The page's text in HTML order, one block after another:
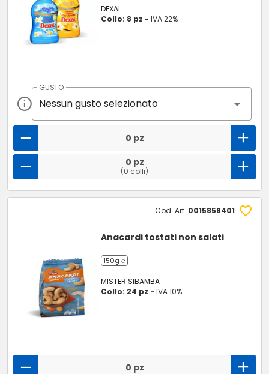
DEXAL
Collo: 8 pz -IVA 22%
GUSTO
Nessun gusto selezionato
0 pz
0 pz
(0 colli)
Cod. Art. 0015858401
Anacardi tostati non salati
150g ℮
MISTER SIBAMBA
Collo: 24 pz -IVA 10%
0 pz